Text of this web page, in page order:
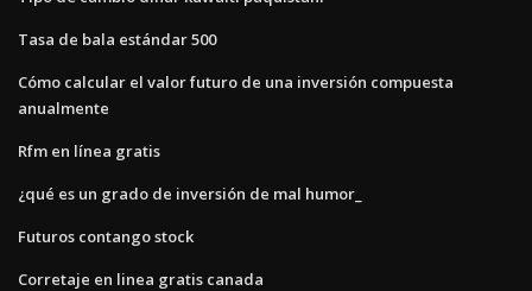
Tasa de bala estándar 500
Cómo calcular el valor futuro de una inversión compuesta
anualmente
Rfm en línea gratis
¿qué es un grado de inversión de mal humor_
Futuros contango stock
Corretaje en linea gratis canada